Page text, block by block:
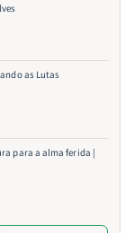
as Lutas
para a alma ferida |